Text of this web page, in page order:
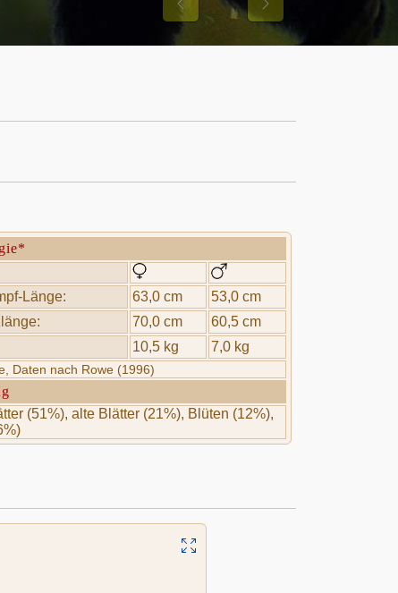
Previous Next
Länge: 63,0 cm
53,0 cm
70,0 cm
60,5 cm
10,5 kg 7,0 kg
Daten nach Rowe (1996)
(51%), alte Blätter (21%), Blüten (12%),